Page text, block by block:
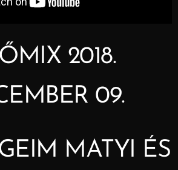
2018.
09.
MATYI ÉS